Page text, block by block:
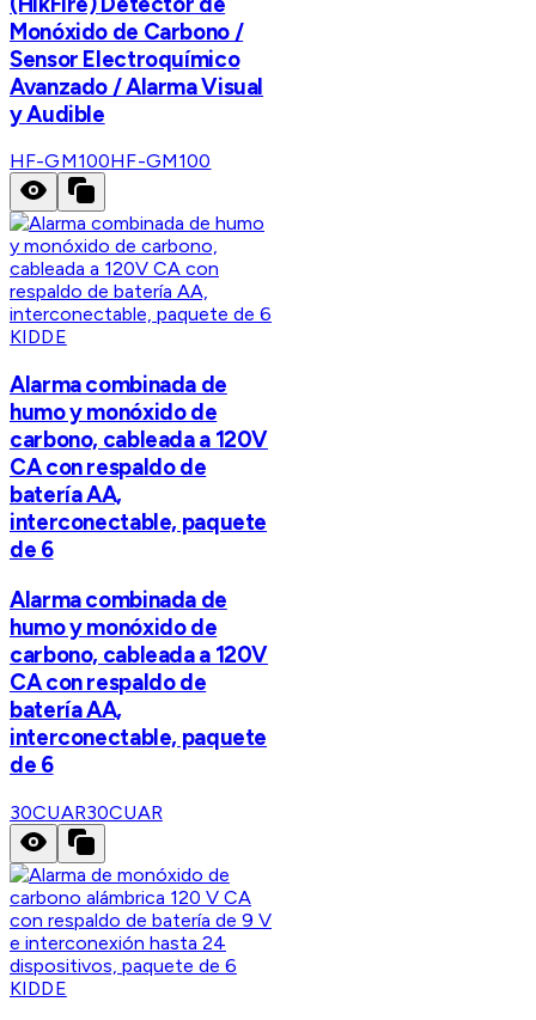
Monóxido de Carbono /
Sensor Electroquímico
Avanzado / Alarma Visual
y Audible
HF-GM100HF-GM100
KIDDE
Alarma combinada de
humo y monóxido de
carbono, cableada a 120V
CA con respaldo de
batería AA,
interconectable, paquete
de 6
Alarma combinada de
humo y monóxido de
carbono, cableada a 120V
CA con respaldo de
batería AA,
interconectable, paquete
de 6
30CUAR30CUAR
KIDDE